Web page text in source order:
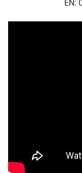
EN: